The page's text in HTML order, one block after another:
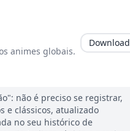
animes globais.
Download
não é preciso se registrar,
e clássicos, atualizado
no seu histórico de